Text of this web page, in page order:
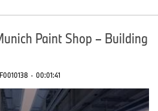
Paint Shop – Building
· 00:01:41